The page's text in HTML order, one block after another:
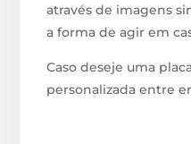
através de imagens
a forma de agir em
Caso deseje uma
personalizada entre